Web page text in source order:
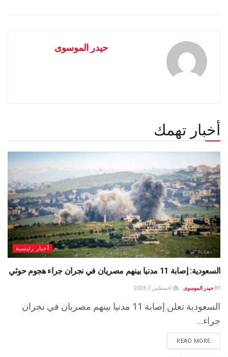
حيدر الموسوى
أخبار تهمك
أخبار رئيسية
السعودية: إصابة 11 مدنيا بينهم مصريان في نجران جراء هجوم حوثي
BY حيدر الموسوى أغسطس 7, 2026
السعودية تعلن إصابة 11 مدنيا بينهم مصريان في نجران
جراء...
READ MORE